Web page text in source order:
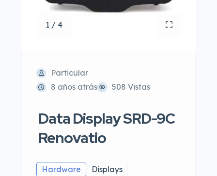
1 / 4
Particular
8 años atrás
508 Vistas
Data Display SRD-9C
Renovatio
Hardware Displays